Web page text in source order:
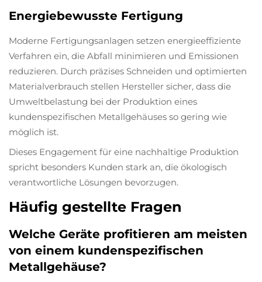
Energiebewusste Fertigung
Moderne Fertigungsanlagen setzen energieeffiziente
Verfahren ein, die Abfall minimieren und Emissionen
reduzieren. Durch präzises Schneiden und optimierten
Materialverbrauch stellen Hersteller sicher, dass die
Umweltbelastung bei der Produktion eines
kundenspezifischen Metallgehäuses so gering wie
möglich ist.
Dieses Engagement für eine nachhaltige Produktion
spricht besonders Kunden stark an, die ökologisch
verantwortliche Lösungen bevorzugen.
Häufig gestellte Fragen
Welche Geräte profitieren am meisten
von einem kundenspezifischen
Metallgehäuse?